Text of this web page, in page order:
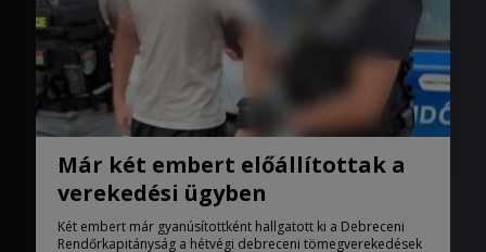
Már két embert előállítottak a
verekedési ügyben
Két embert már gyanúsítottként hallgatott ki a Debreceni
Rendőrkapitányság a hétvégi debreceni tömegverekedések